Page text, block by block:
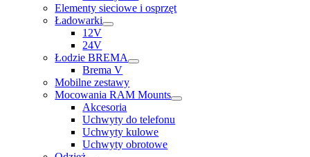
Elementy sieciowe i osprzęt
Ładowarki
12V
24V
Łodzie BREMA
Brema V
Mobilne zestawy
Mocowania RAM Mounts
Akcesoria
Uchwyty do telefonu
Uchwyty kulowe
Uchwyty obrotowe